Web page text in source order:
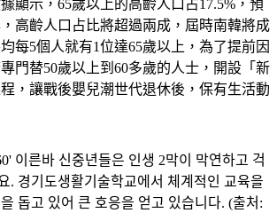
顯示，65歲以上的高齡人口占17.5%，預
高齡人口占比將超過兩成，屆時南韓將成
每5個人就有1位達65歲以上，為了提前因
門替50歲以上到60多歲的人士，開設「新
，讓戰後嬰兒潮世代退休後，保有生活動
이른바 신중년들은 인생 2막이 막연하고 걱
. 경기도생활기술학교에서 체계적인 교육을